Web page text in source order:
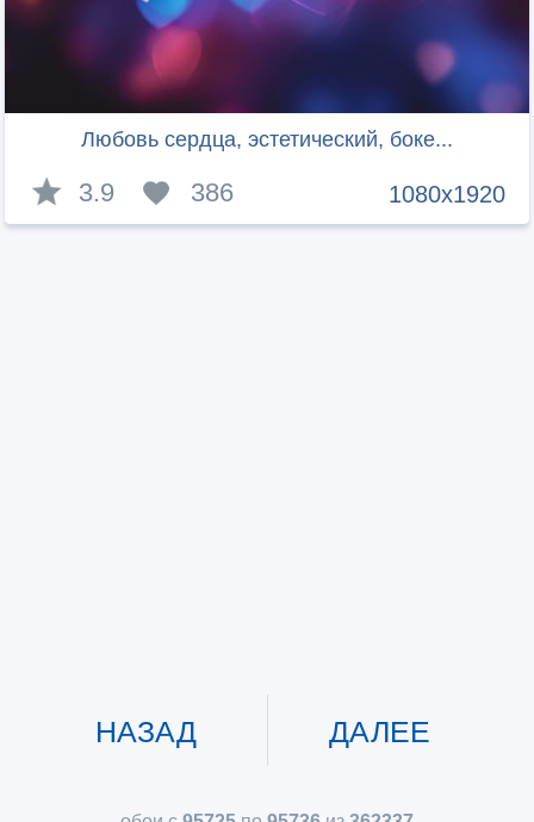
Любовь сердца, эстетический, боке...
1080x1920
3.9 386
НАЗАД ДАЛЕЕ